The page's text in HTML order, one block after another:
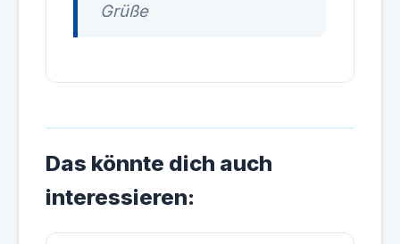
Grüße
Das könnte dich auch
interessieren: